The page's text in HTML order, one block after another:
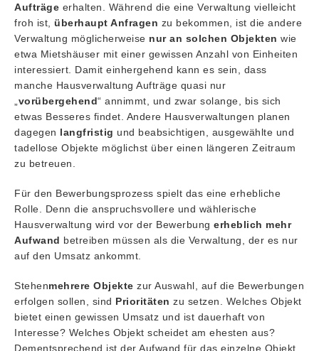
Aufträge erhalten. Während die eine Verwaltung vielleicht
froh ist, überhaupt Anfragen zu bekommen, ist die andere
Verwaltung möglicherweise nur an solchen Objekten wie
etwa Mietshäuser mit einer gewissen Anzahl von Einheiten
interessiert. Damit einhergehend kann es sein, dass
manche Hausverwaltung Aufträge quasi nur
vorübergehend“ annimmt, und zwar solange, bis sich
etwas Besseres findet. Andere Hausverwaltungen planen
dagegen langfristig und beabsichtigen, ausgewählte und
tadellose Objekte möglichst über einen längeren Zeitraum
zu betreuen.
Für den Bewerbungsprozess spielt das eine erhebliche
Rolle. Denn die anspruchsvollere und wählerische
Hausverwaltung wird vor der Bewerbung erheblich mehr
Aufwand betreiben müssen als die Verwaltung, der es nur
auf den Umsatz ankommt.
Stehenmehrere Objekte zur Auswahl, auf die Bewerbungen
erfolgen sollen, sind Prioritäten zu setzen. Welches Objekt
bietet einen gewissen Umsatz und ist dauerhaft von
Interesse? Welches Objekt scheidet am ehesten aus?
Dementsprechend ist der Aufwand für das einzelne Objekt